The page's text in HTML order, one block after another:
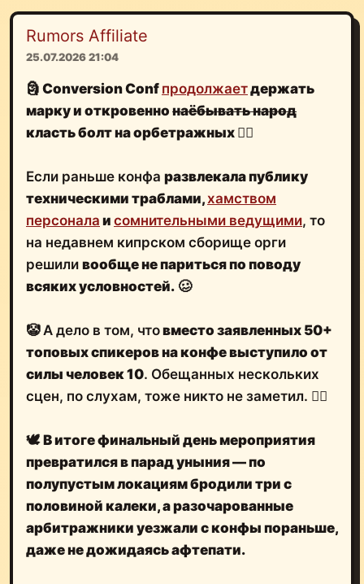
Rumors Affiliate
25.07.2026 21:04
🗿 Conversion Conf продолжаетдержать
марку и откровенно наёбывать народ
класть болт на орбетражных 🤷‍♂️
Если раньше конфа развлекала публику
техническими траблами, хамством
персонала и сомнительными ведущими, то
на недавнем кипрском сборище орги
решили вообще не париться по поводу
всяких условностей. 🥴
🤡 А дело в том, чтовместо заявленных 50+
топовых спикеров на конфе выступило от
силы человек 10. Обещанных нескольких
сцен, по слухам, тоже никто не заметил. 🤦‍♂️
🕊В итогефинальный день мероприятия
превратился в парад уныния— по
полупустым локациям бродили три с
половиной калеки, а разочарованные
арбитражники уезжали с конфы пораньше,
даже не дожидаясь афтепати.